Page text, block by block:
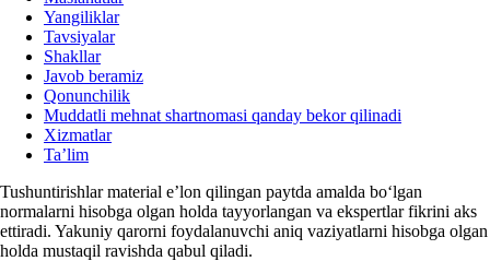
Yangiliklar
Tavsiyalar
Shakllar
Javob beramiz
Qonunchilik
Muddatli mehnat shartnomasi qanday bekor qilinadi
Xizmatlar
Ta’lim
Tushuntirishlar material e’lon qilingan paytda amalda boʻlgan
normalarni hisobga olgan holda tayyorlangan va ekspertlar fikrini aks
ettiradi. Yakuniy qarorni foydalanuvchi aniq vaziyatlarni hisobga olgan
holda mustaqil ravishda qabul qiladi.